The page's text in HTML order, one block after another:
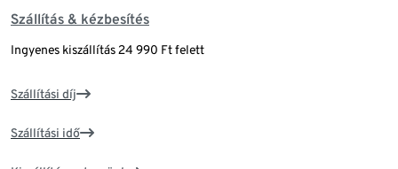
Szállítás & kézbesítés
Ingyenes kiszállítás 24 990 Ft felett
Szállítási díj
Szállítási idő